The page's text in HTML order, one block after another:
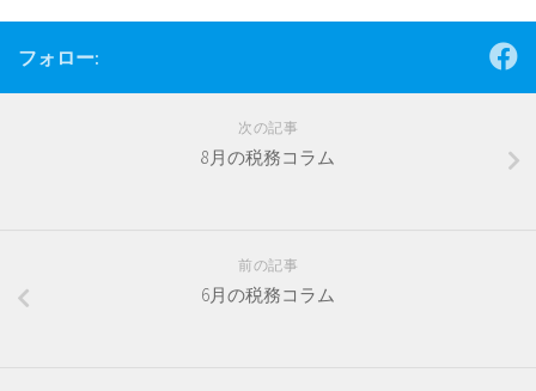
フォロー:
次の記事
8月の税務コラム
前の記事
6月の税務コラム